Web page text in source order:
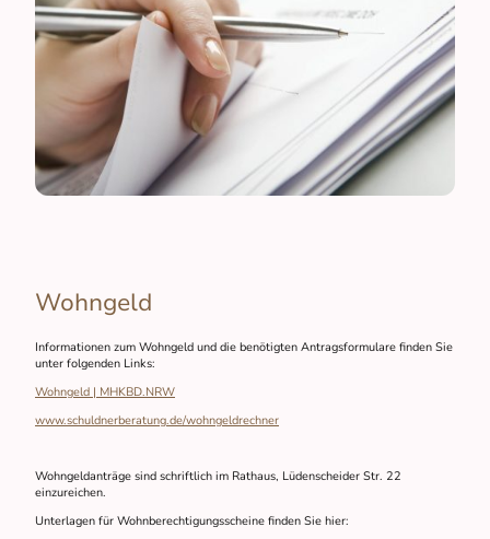
Wohngeld
Informationen zum Wohngeld und die benötigten Antragsformulare finden Sie
unter folgenden Links:
Wohngeld | MHKBD.NRW
www.schuldnerberatung.de/wohngeldrechner
Wohngeldanträge sind schriftlich im Rathaus, Lüdenscheider Str. 22
einzureichen.
Unterlagen für Wohnberechtigungsscheine finden Sie hier: